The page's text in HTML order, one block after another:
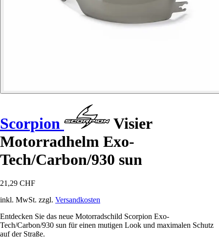
Scorpion
Visier
Motorradhelm Exo-
Tech/Carbon/930 sun
21,29 CHF
inkl. MwSt. zzgl. Versandkosten
Entdecken Sie das neue Motorradschild Scorpion Exo-
Tech/Carbon/930 sun für einen mutigen Look und maximalen Schutz
auf der Straße.